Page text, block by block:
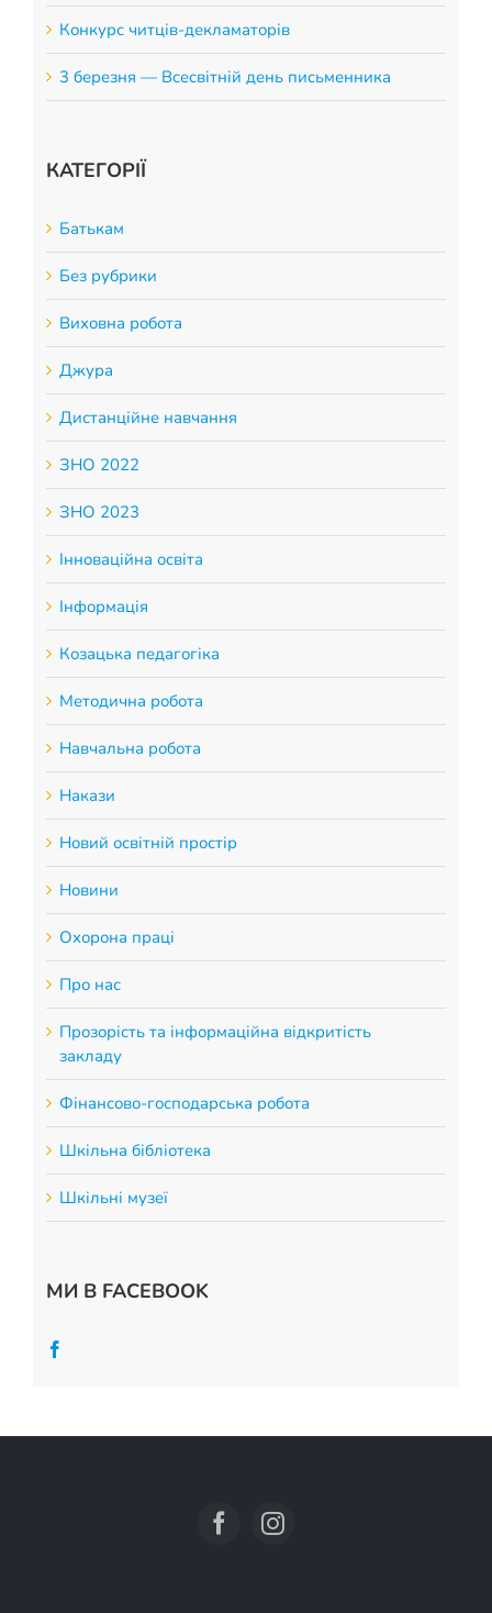
Конкурс читців-декламаторів
3 березня — Всесвітній день письменника
КАТЕГОРІЇ
Батькам
Без рубрики
Виховна робота
Джура
Дистанційне навчання
ЗНО 2022
ЗНО 2023
Інноваційна освіта
Інформація
Козацька педагогіка
Методична робота
Навчальна робота
Накази
Новий освітній простір
Новини
Охорона праці
Про нас
Прозорість та інформаційна відкритість
закладу
Фінансово-господарська робота
Шкільна бібліотека
Шкільні музеї
МИ В FACEBOOK